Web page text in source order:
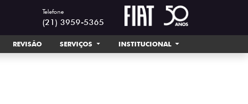
Telefone
(21) 3959-5365
REVISÃO SERVIÇOS INSTITUCIONAL